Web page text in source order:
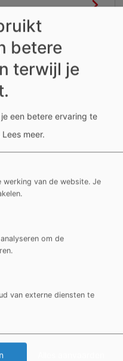
je jouw
kan
beschermen
betere
terwijl je
een betere ervaring te
Lees meer.
van de website. Je
om de
van externe diensten te